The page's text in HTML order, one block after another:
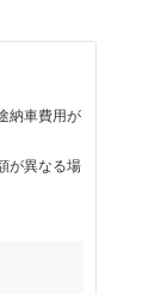
納車費用が
が異なる場